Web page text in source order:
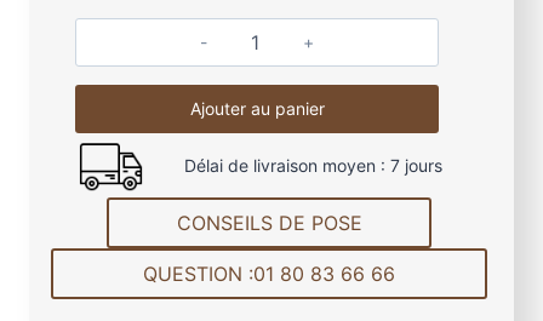
q
u
a
t
i
t
é
d
Ajouter au panier
Délai de livraison moyen : 7 jours
CONSEILS DE POSE
QUESTION :01 80 83 66 66